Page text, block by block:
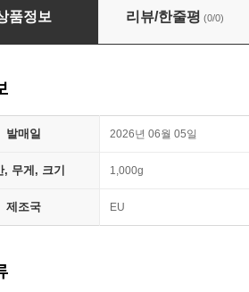
Gallo 젠프터: 교향곡 제1번 & 제9
품정보 리뷰/한줄평 (0/0)
발매일 2026년 06월 05일
, 무게, 크기 1,000g
제조국 EU